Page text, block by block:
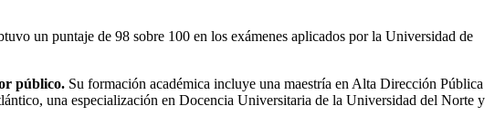
un puntaje de 98 sobre 100 en los exámenes aplicados por la Universidad de
público. Su formación académica incluye una maestría en Alta Dirección Pública
una especialización en Docencia Universitaria de la Universidad del Norte y